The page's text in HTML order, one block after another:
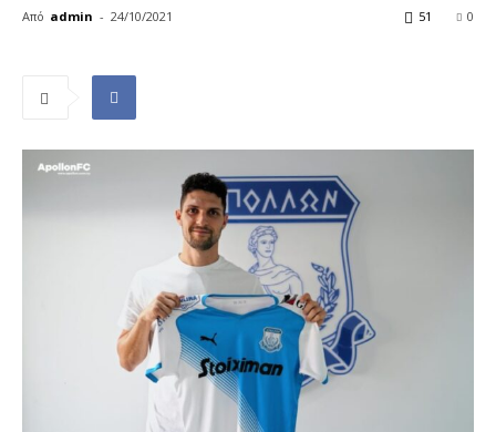
Από admin - 24/10/2021 0
51